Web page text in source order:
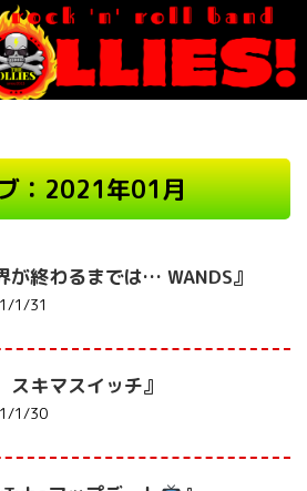
：2021年01月
が終わるまでは… WANDS』
1/31
スキマスイッチ』
1/30